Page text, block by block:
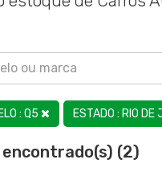
: Q5 ESTADO : RIO DE
encontrado(s) (2)